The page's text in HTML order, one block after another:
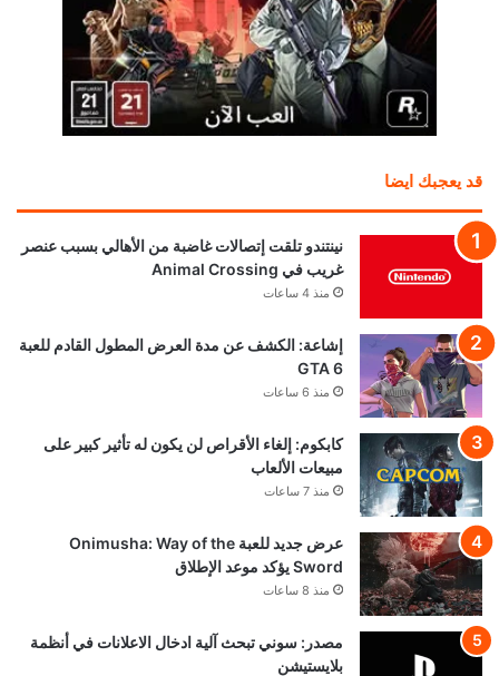
قد يعجبك ايضا
نينتندو تلقت إتصالات غاضبة من الأهالي بسبب عنصر
غريب في Animal Crossing
منذ 4 ساعات
إشاعة: الكشف عن مدة العرض المطول القادم للعبة
GTA 6
منذ 6 ساعات
كابكوم: إلغاء الأقراص لن يكون له تأثير كبير على
مبيعات الألعاب
منذ 7 ساعات
عرض جديد للعبة Onimusha: Way of the
Sword يؤكد موعد الإطلاق
منذ 8 ساعات
مصدر: سوني تبحث آلية ادخال الاعلانات في أنظمة
بلايستيشن